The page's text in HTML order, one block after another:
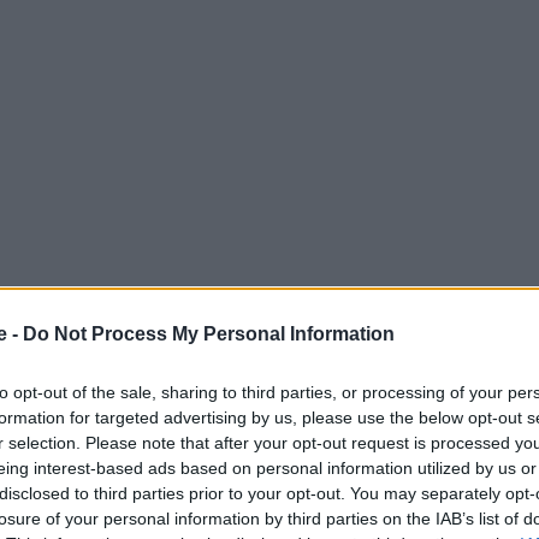
- Do Not Process My Personal Information
opt-out of the sale, sharing to third parties, or processing of your
for targeted advertising by us, please use the below opt-out
selection. Please note that after your opt-out request is processed
interest-based ads based on personal information utilized by us
to third parties prior to your opt-out. You may separately
of your personal information by third parties on the IAB’s list of
ο βρετανικός τύπος εξυμνεί την ομορφιά του
ήταν απότις πρώτες χώρες της Ευρώπηςπου
από το εξωτερικό από τις αρχές Ιουνίου χωρίς να
21 κορυφαία ελληνικά νησιά, σύμφωνα με το γνωστό
.